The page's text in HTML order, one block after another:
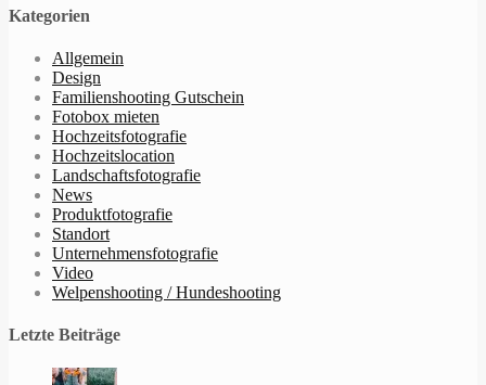
Kategorien
Allgemein
Design
Familienshooting Gutschein
Fotobox mieten
Hochzeitsfotografie
Hochzeitslocation
Landschaftsfotografie
News
Produktfotografie
Standort
Unternehmensfotografie
Video
Welpenshooting / Hundeshooting
Letzte Beiträge